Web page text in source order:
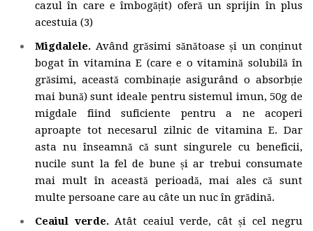
cazul în care e îmbogățit) oferă un sprijin în plus
acestuia (3)
Migdalele. Având grăsimi sănătoase și un conținut
bogat în vitamina E (care e o vitamină solubilă în
grăsimi, această combinație asigurând o absorbție
mai bună) sunt ideale pentru sistemul imun, 50g de
migdale fiind suficiente pentru a ne acoperi
aproapte tot necesarul zilnic de vitamina E. Dar
asta nu înseamnă că sunt singurele cu beneficii,
nucile sunt la fel de bune și ar trebui consumate
mai mult în această perioadă, mai ales că sunt
multe persoane care au câte un nuc în grădină.
Ceaiul verde.Atât ceaiul verde, cât și cel negru